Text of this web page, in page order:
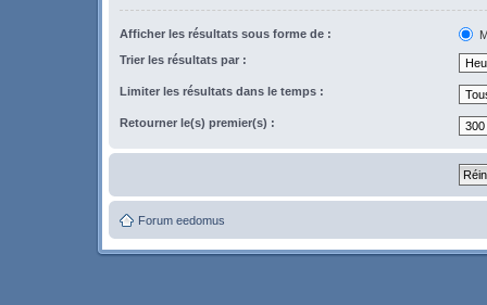
Afficher les résultats sous forme de :
Trier les résultats par :
Limiter les résultats dans le temps :
Retourner le(s) premier(s) :
Forum eedomus